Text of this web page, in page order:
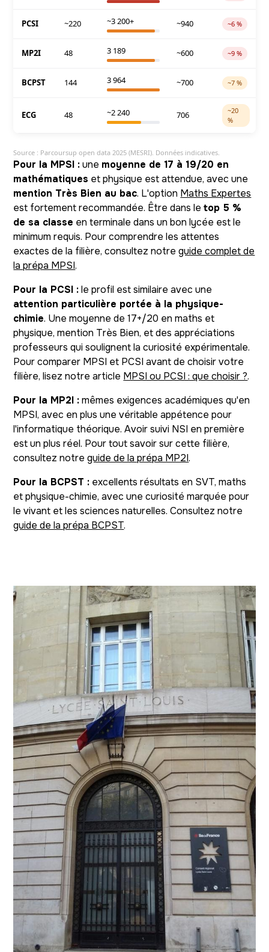
PCSI ~220 ~3 200+ ~940 ~6 %
MP2I 48 3 189 ~600 ~9 %
BCPST 144 3 964 ~700 ~7 %
ECG 48 ~2 240 706
~20
%
Source : Parcoursup open data 2025 (MESRI). Données indicatives.
Pour la MPSI :une moyenne de 17 à 19/20 en
mathématiques et physique est attendue, avec une
mention Très Bien au bac. L'option Maths Expertes
est fortement recommandée. Être dans letop 5 %
de sa classe en terminale dans un bon lycée est le
minimum requis. Pour comprendre les attentes
exactes de la filière, consultez notreguide complet de
la prépa MPSI.
Pour la PCSI :le profil est similaire avec une
attention particulière portée à la physique-
chimie. Une moyenne de 17+/20 en maths et
physique, mention Très Bien, et des appréciations
professeurs qui soulignent la curiosité expérimentale.
Pour comparer MPSI et PCSI avant de choisir votre
filière, lisez notre article MPSI ou PCSI : que choisir ?.
Pour la MP2I :mêmes exigences académiques qu'en
MPSI, avec en plus une véritable appétence pour
l'informatique théorique. Avoir suivi NSI en première
est un plus réel. Pour tout savoir sur cette filière,
consultez notreguide de la prépa MP2I.
Pour la BCPST : excellents résultats en SVT, maths
et physique-chimie, avec une curiosité marquée pour
le vivant et les sciences naturelles. Consultez notre
guide de la prépa BCPST.